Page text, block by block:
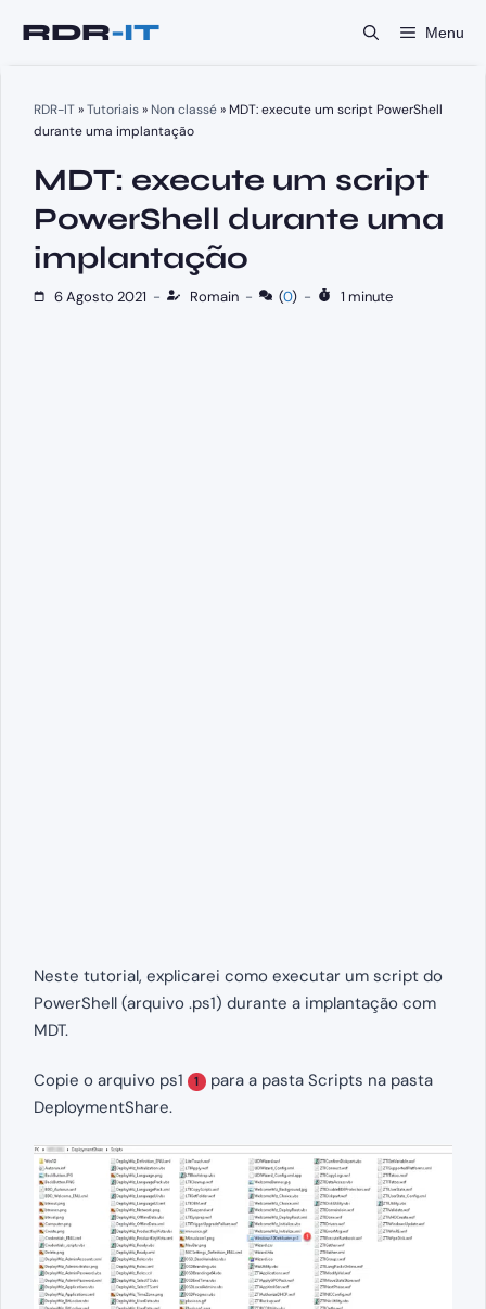
para
Menu
RDR-IT»Tutoriais» Non classé» MDT: execute um script PowerShell
durante uma implantação
MDT: execute um script
PowerShell durante uma
implantação
6 Agosto 2021 - Romain - (0) - 1 minute
Neste tutorial, explicarei como executar um script do
PowerShell (arquivo .ps1) durante a implantação com
MDT.
Copie o arquivo ps1 1 para a pasta Scripts na pasta
DeploymentShare.